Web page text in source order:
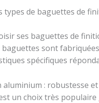
types de baguettes de
ses baguettes de
baguettes sont
spécifiques
aluminium : robustesse
un choix très populaire